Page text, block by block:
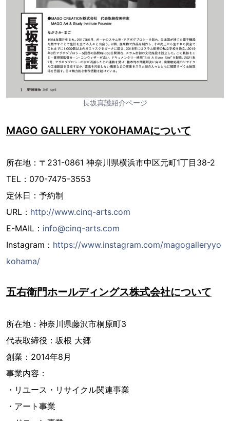
長坂真護紹介ページ
MAGO GALLERY YOKOHAMAについて
所在地：〒231-0861 神奈川県横浜市中区元町1丁目38-2
TEL：070-7475-3553
定休日：予約制
URL： http://www.cinq-arts.com
E-MAIL： info@cinq-arts.com
Instagram： https://www.instagram.com/magogalleryyo
kohama/
五右衛門ホールディングス株式会社について
所在地：神奈川県藤沢市桐原町3
代表取締役：坂根 大郷
創業：2014年8月
事業内容：
・リユース・リサイクル関連事業
・アート事業